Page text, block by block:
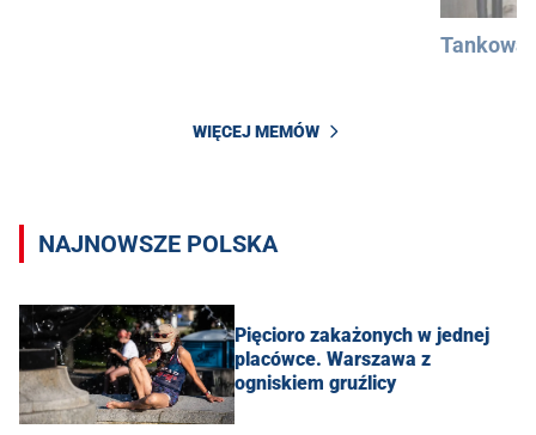
WIĘCEJ MEMÓW
NAJNOWSZE POLSKA
Pięcioro zakażonych w jednej
placówce. Warszawa z
ogniskiem gruźlicy